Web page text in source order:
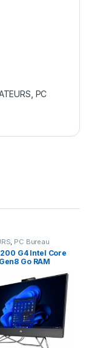
PC
, PC Bureau
G4 Intel Core
Go RAM
22 Pouces